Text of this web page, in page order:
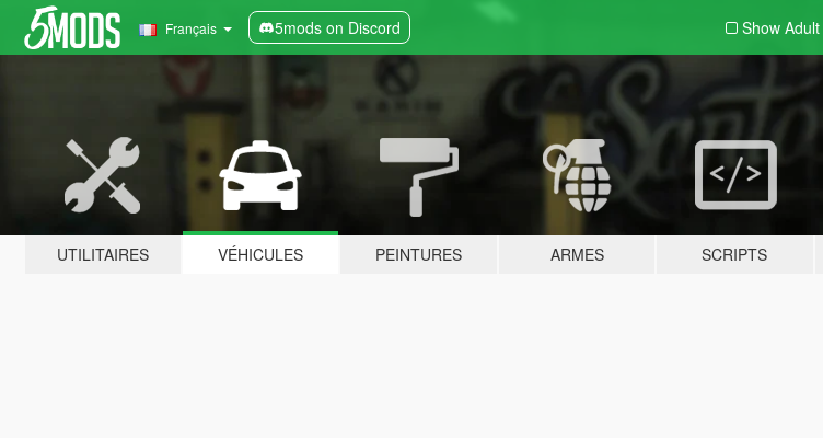
Français 5mods on Discord Show Adult
UTILITAIRES VÉHICULES PEINTURES ARMES SCRIPTS